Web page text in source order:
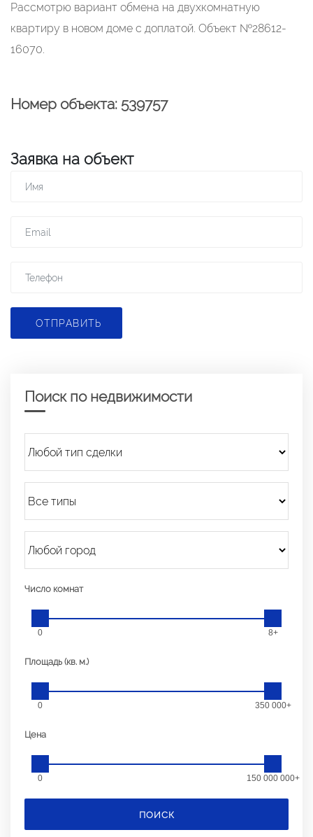
Рассмотрю вариант обмена на двухкомнатную
квартиру в новом доме с доплатой. Объект №28612-
16070.
Номер объекта: 539757
Заявка на объект
ОТПРАВИТЬ
Поиск по недвижимости
Число комнат
0 8+
Площадь (кв. м.)
0 350 000+
Цена
0 150 000 000+
ПОИСК